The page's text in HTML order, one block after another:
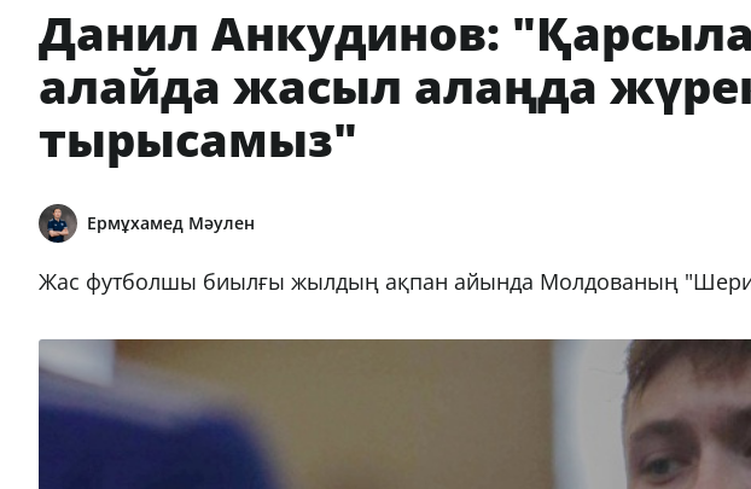
Данил Анкудинов:
алайда жасыл алаңда
тырысамыз"
Ермұхамед Мәулен
Жас футболшы биылғы жылдың ақпан айында Молдованың